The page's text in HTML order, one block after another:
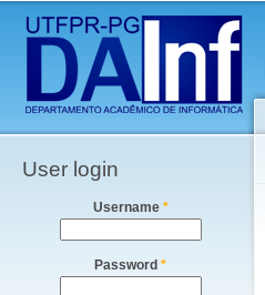
Main menu
User login
Username *
Password *